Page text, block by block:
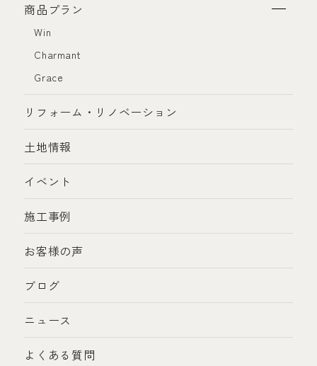
商品プラン
Win
Charmant
Grace
リフォーム・リノベーション
土地情報
イベント
施工事例
お客様の声
ブログ
ニュース
よくある質問